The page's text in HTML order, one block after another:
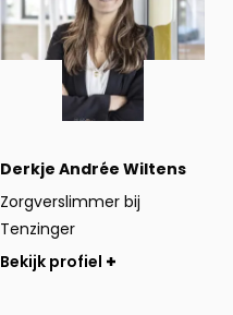
Derkje Andrée Wiltens
Zorgverslimmer bij
Tenzinger
Bekijk profiel